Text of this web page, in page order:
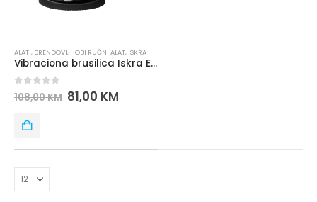
ALATI, BRENDOVI, HOBI RUČNI ALAT, ISKRA
Vibraciona brusilica Iskra ERO IE-AJ46-450
out of 5
108,00KM 81,00 KM